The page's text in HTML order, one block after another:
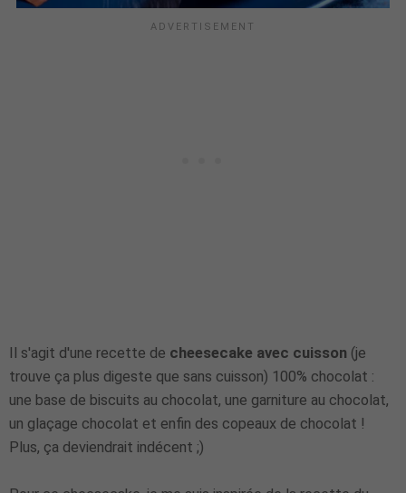
Il s'agit d'une recette de cheesecake avec cuisson (je
trouve ça plus digeste que sans cuisson) 100% chocolat :
une base de biscuits au chocolat, une garniture au chocolat,
un glaçage chocolat et enfin des copeaux de chocolat !
Plus, ça deviendrait indécent ;)